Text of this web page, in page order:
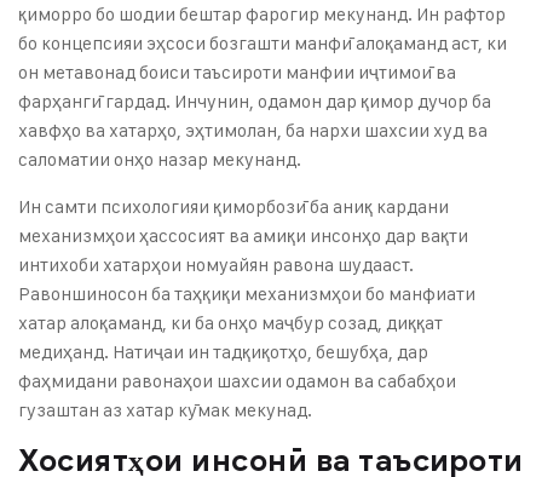
қиморро бо шодии бештар фарогир мекунанд. Ин рафтор
бо концепсияи эҳсоси бозгашти манфӣ алоқаманд аст, ки
он метавонад боиси таъсироти манфии иҷтимоӣ ва
фарҳангӣ гардад. Инчунин, одамон дар қимор дучор ба
хавфҳо ва хатарҳо, эҳтимолан, ба нархи шахсии худ ва
саломатии онҳо назар мекунанд.
Ин самти психологияи қиморбозӣ ба аниқ кардани
механизмҳои ҳассосият ва амиқи инсонҳо дар вақти
интихоби хатарҳои номуайян равона шудааст.
Равоншиносон ба таҳқиқи механизмҳои бо манфиати
хатар алоқаманд, ки ба онҳо маҷбур созад, диққат
медиҳанд. Натиҷаи ин тадқиқотҳо, бешубҳа, дар
фаҳмидани равонаҳои шахсии одамон ва сабабҳои
гузаштан аз хатар кӯмак мекунад.
Хосиятҳои инсонӣ ва таъсироти